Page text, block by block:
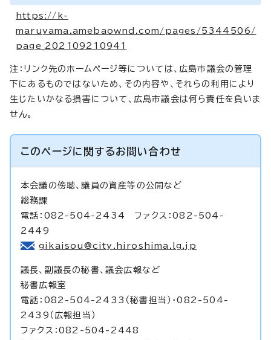
https://k-
maruyama.amebaownd.com/pages/5344506/
page_202109210941
注：リンク先のホームページ等については、広島市議会の管理
下にあるものではないため、その内容や、それらの利用により
生じたいかなる損害について、広島市議会は何ら責任を負いま
せん。
このページに関するお問い合わせ
本会議の傍聴、議員の資産等の公開など
総務課
電話：082-504-2434 ファクス：082-504-
2449
gikaisou@city.hiroshima.lg.jp
議長、副議長の秘書、議会広報など
秘書広報室
電話：082-504-2433（秘書担当）・082-504-
2439（広報担当）
ファクス：082-504-2448